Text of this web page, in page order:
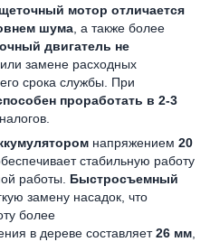
мотор отличается
шума , а также более
двигатель не
или замене расходных
срока службы. При
проработать в 2-3
напряжением 20
стабильную работу
работы. Быстросъемный
замену насадок, что
более
в дереве составляет26 мм